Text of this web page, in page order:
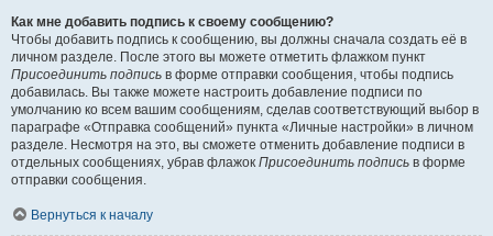
Как мне добавить подпись к своему сообщению?
Чтобы добавить подпись к сообщению, вы должны сначала создать её в
личном разделе. После этого вы можете отметить флажком пункт
Присоединить подпись в форме отправки сообщения, чтобы подпись
добавилась. Вы также можете настроить добавление подписи по
умолчанию ко всем вашим сообщениям, сделав соответствующий выбор в
параграфе «Отправка сообщений» пункта «Личные настройки» в личном
разделе. Несмотря на это, вы сможете отменить добавление подписи в
отдельных сообщениях, убрав флажок Присоединить подпись в форме
отправки сообщения.
Вернуться к началу